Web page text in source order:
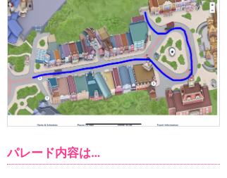
パレード内容は…